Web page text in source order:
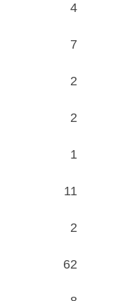
4
7
2
2
1
11
2
62